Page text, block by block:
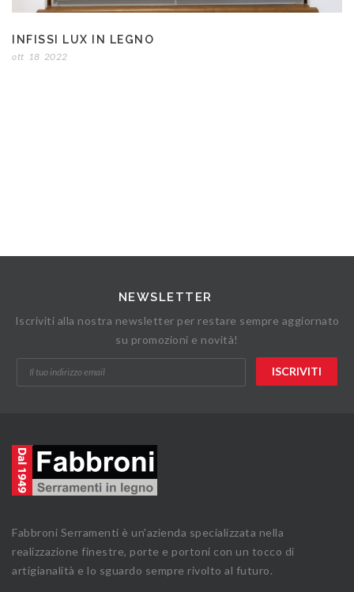
INFISSI LUX IN LEGNO
ott 18 2022
NEWSLETTER
Iscriviti alla nostra newsletter per restare sempre aggiornato
su promozioni e novità!
Fabbroni Serramenti è un'azienda specializzata nella
realizzazione finestre, porte e portoni con un tocco di
artigianalità e lo sguardo sempre rivolto al futuro.